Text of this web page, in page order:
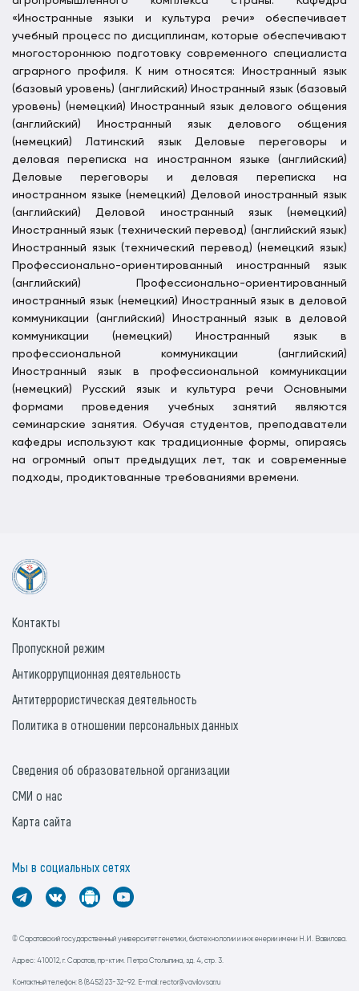
«Иностранные языки и культура речи» обеспечивает
учебный процесс по дисциплинам, которые обеспечивают
многостороннюю подготовку современного специалиста
аграрного профиля. К ним относятся: Иностранный язык
(базовый уровень) (английский) Иностранный язык (базовый
уровень) (немецкий) Иностранный язык делового общения
(английский) Иностранный язык делового общения
(немецкий) Латинский язык Деловые переговоры и
деловая переписка на иностранном языке (английский)
Деловые переговоры и деловая переписка на
иностранном языке (немецкий) Деловой иностранный язык
(английский) Деловой иностранный язык (немецкий)
Иностранный язык (технический перевод) (английский язык)
Иностранный язык (технический перевод) (немецкий язык)
Профессионально-ориентированный иностранный язык
(английский) Профессионально-ориентированный
иностранный язык (немецкий) Иностранный язык в деловой
коммуникации (английский) Иностранный язык в деловой
коммуникации (немецкий) Иностранный язык в
профессиональной коммуникации (английский)
Иностранный язык в профессиональной коммуникации
(немецкий) Русский язык и культура речи Основными
формами проведения учебных занятий являются
семинарские занятия. Обучая студентов, преподаватели
кафедры используют как традиционные формы, опираясь
на огромный опыт предыдущих лет, так и современные
подходы, продиктованные требованиями времени.
© Саратовский государственный университет генетики, биотехнологии и инженерии имени Н.И. Вавилова.
Адрес: 410012, г. Саратов, пр-кт им. Петра Столыпина, зд. 4, стр. 3.
Контактный телефон: 8 (8452) 23-32-92. E-mail: rector@vavilovsar.ru
Контакты
Пропускной режим
Антикоррупционная деятельность
Антитеррористическая деятельность
Политика в отношении персональных данных
Сведения об образовательной организации
СМИ о нас
Карта сайта
Мы в социальных сетях